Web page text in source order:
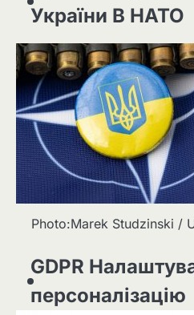
України В НАТО
Photo:Marek Studzinski /
GDPR
персоналізацію